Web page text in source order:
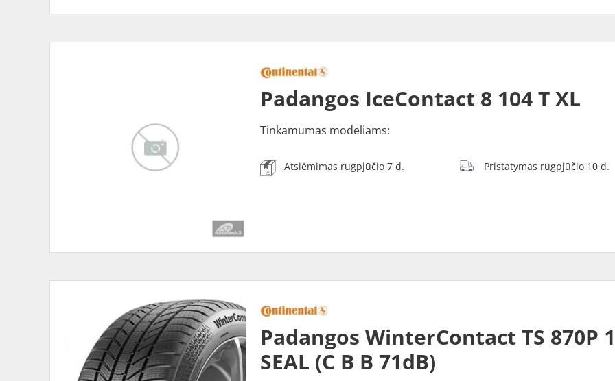
Padangos IceContact 8 104 T XL
Tinkamumas modeliams:
Atsiėmimas rugpjūčio 7 d. Pristatymas rugpjūčio 10 d.
Padangos WinterContact TS 870P
SEAL (C B B 71dB)